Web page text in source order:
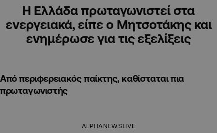
Η Ελλάδα πρωταγωνιστεί στα
ενεργειακά, είπε ο Μητσοτάκης και
ενημέρωσε για τις εξελίξεις
Από περιφερειακός παίκτης, καθίσταται πια
πρωταγωνιστής
ALPHANEWSLIVE